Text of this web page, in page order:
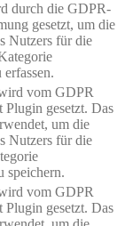
durch die GDPR-
gesetzt, um die
Nutzers für die
vom GDPR
Plugin gesetzt. Das
um die
Nutzers für die
speichern.
vom GDPR
Plugin gesetzt. Das